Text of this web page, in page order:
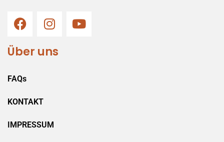
Über uns
FAQs
KONTAKT
IMPRESSUM